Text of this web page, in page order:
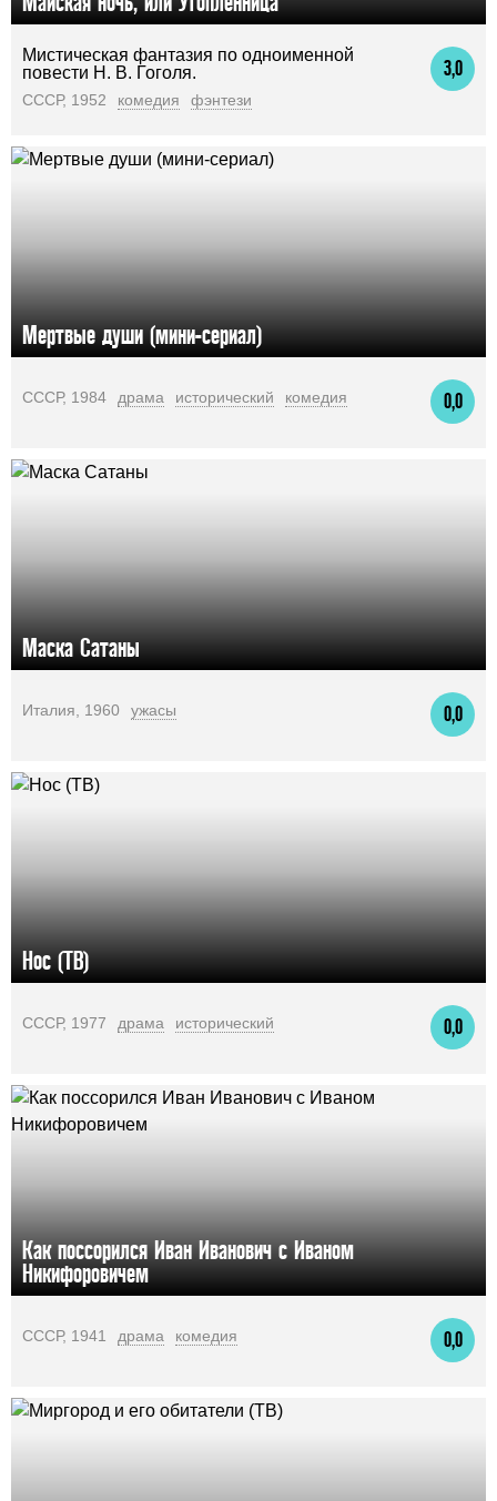
3,0
Мистическая фантазия по одноименной
повести Н. В. Гоголя.
СССР, 1952 комедия фэнтези
Мертвые души (мини-сериал)
0,0
СССР, 1984 драма исторический комедия
Маска Сатаны
0,0
Италия, 1960 ужасы
Нос (ТВ)
0,0
СССР, 1977 драма исторический
Как поссорился Иван Иванович с Иваном
Никифоровичем
0,0
СССР, 1941 драма комедия